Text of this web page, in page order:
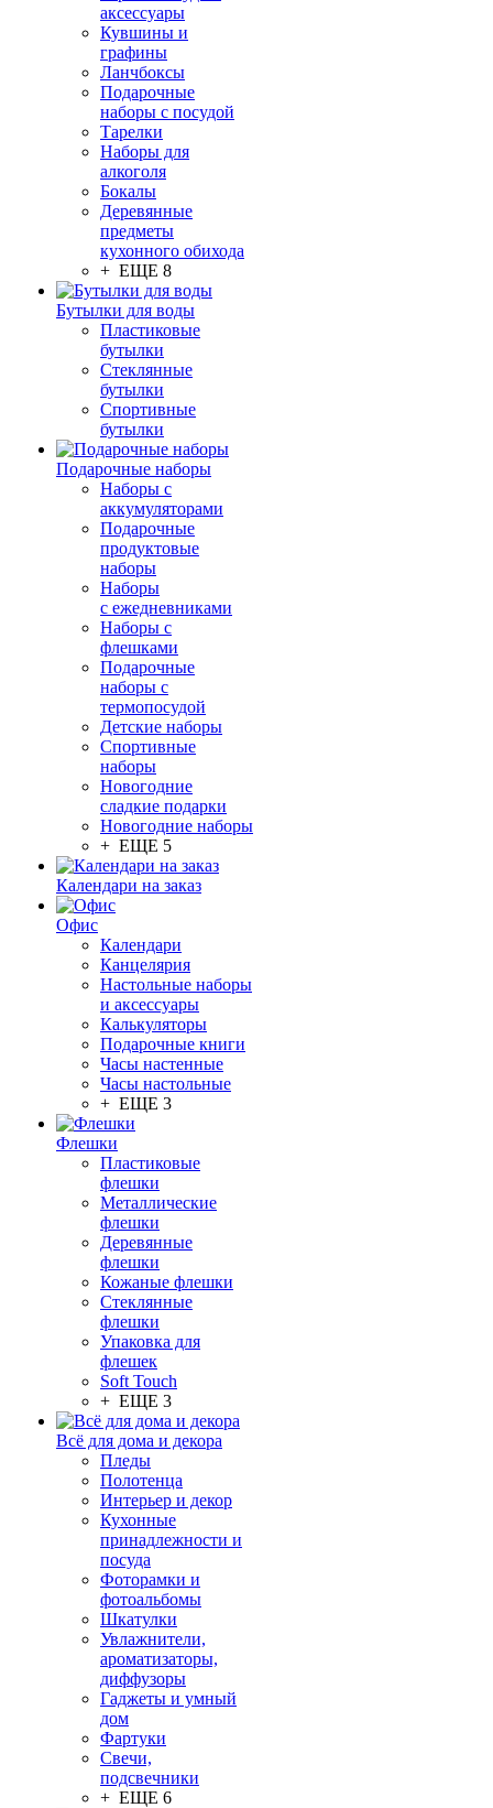
аксессуары
Кувшины и
графины
Ланчбоксы
Подарочные
наборы с посудой
Тарелки
Наборы для
алкоголя
Бокалы
Деревянные
предметы
кухонного обихода
+ ЕЩЕ 8
Бутылки для воды
Пластиковые
бутылки
Стеклянные
бутылки
Спортивные
бутылки
Подарочные наборы
Наборы с
аккумуляторами
Подарочные
продуктовые
наборы
Наборы
с ежедневниками
Наборы с
флешками
Подарочные
наборы с
термопосудой
Детские наборы
Спортивные
наборы
Новогодние
сладкие подарки
Новогодние наборы
+ ЕЩЕ 5
Календари на заказ
Офис
Календари
Канцелярия
Настольные наборы
и аксессуары
Калькуляторы
Подарочные книги
Часы настенные
Часы настольные
+ ЕЩЕ 3
Флешки
Пластиковые
флешки
Металлические
флешки
Деревянные
флешки
Кожаные флешки
Стеклянные
флешки
Упаковка для
флешек
Soft Touch
+ ЕЩЕ 3
Всё для дома и декора
Пледы
Полотенца
Интерьер и декор
Кухонные
принадлежности и
посуда
Фоторамки и
фотоальбомы
Шкатулки
Увлажнители,
ароматизаторы,
диффузоры
Гаджеты и умный
дом
Фартуки
Свечи,
подсвечники
+ ЕЩЕ 6